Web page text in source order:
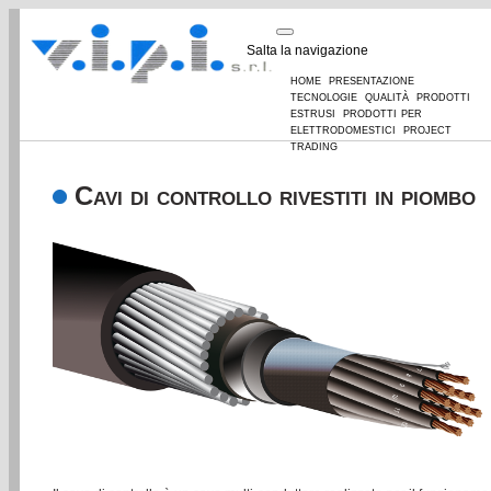
Salta la navigazione
home presentazione
tecnologie qualità prodotti
estrusi prodotti per
elettrodomestici project
trading
Cavi di controllo rivestiti in piombo